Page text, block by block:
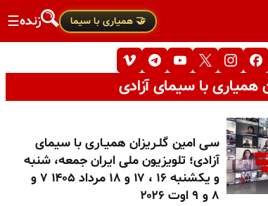
🤝 همیاری با سیما زنده☰
همیاری با سیمای آزادی
سـی امین گلـریزان همیـاری با سیمای
آزادی؛ تلویزیون ملی ایران جمعه، شنبه
و یکشنبه ۱۶ ، ۱۷ و ۱۸ مرداد ۱۴۰۵ ۷ و
۸ و ۹ اوت ۲۰۲۶